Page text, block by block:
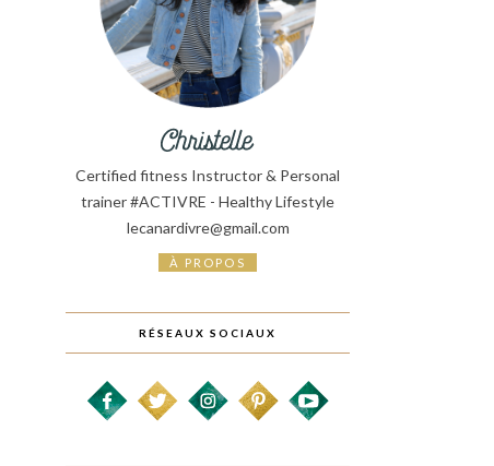
Certified fitness Instructor & Personal
trainer #ACTIVRE - Healthy Lifestyle
lecanardivre@gmail.com
À PROPOS
RÉSEAUX SOCIAUX